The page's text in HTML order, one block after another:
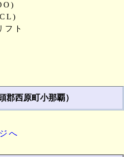
フト
郡西原町小那覇）
へ